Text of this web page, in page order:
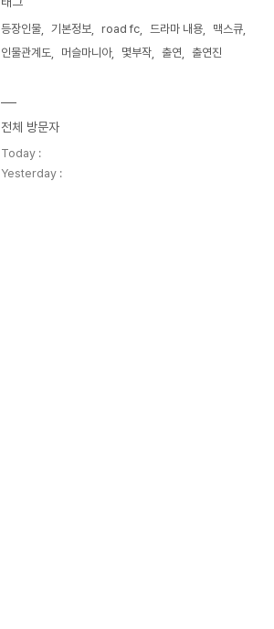
등장인물 기본정보 road fc 드라마 내용
맥스큐
인물관계도
머슬마니아 몇부작 출연 출연진
전체 방문자
Today :
Yesterday :